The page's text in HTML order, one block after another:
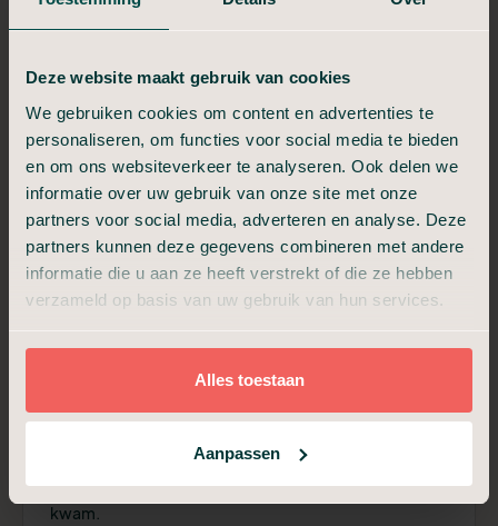
Deze website maakt gebruik van cookies
We gebruiken cookies om content en advertenties te
personaliseren, om functies voor social media te bieden
en om ons websiteverkeer te analyseren. Ook delen we
informatie over uw gebruik van onze site met onze
partners voor social media, adverteren en analyse. Deze
partners kunnen deze gegevens combineren met andere
informatie die u aan ze heeft verstrekt of die ze hebben
verzameld op basis van uw gebruik van hun services.
Alles toestaan
Aanpassen
4 sterren: goede service, goed behandeld
Alles prima geregeld.
Rob 22 maart 2018
4 sterren: goede service, goed behandeld
overlijden" bood mij helaas geen meerwaarde. Dit had
ik achteraf liever zelf gedaan. Dat had een hoop stress
betaling aan uitvaart24, maar werd helaas niet op tijd
aangeleverd waardoor de betaling in het gedrang
kwam.